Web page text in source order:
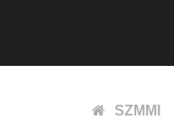
SZMMI